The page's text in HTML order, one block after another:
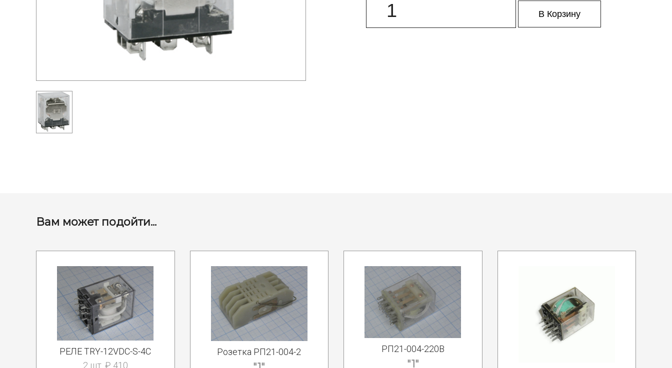
В Корзину
Вам может подойти...
РЕЛЕ TRY-12VDC-S-4C
2 шт. ₽ 410
Розетка РП21-004-2 РП21-004-220В
"1"